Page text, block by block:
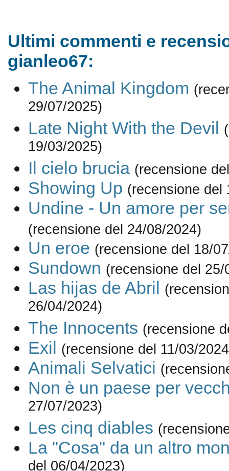
Ultimi commenti e
gianleo67:
The Animal Kingdom
29/07/2025)
Late Night With the Devil
19/03/2025)
Il cielo brucia (recensione
Showing Up (recensione del
Undine - Un amore per
(recensione del 24/08/2024)
Un eroe (recensione del 18/
Sundown (recensione del 25/
Las hijas de Abril
26/04/2024)
The Innocents (recensione
Exil (recensione del 11/03/
Animali Selvatici
Non è un paese per
27/07/2023)
Les cinq diables
La "Cosa" da un altro